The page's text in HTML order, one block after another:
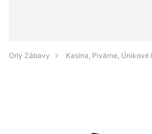
Orly Zábavy Kasína, Pivárne, Únikové